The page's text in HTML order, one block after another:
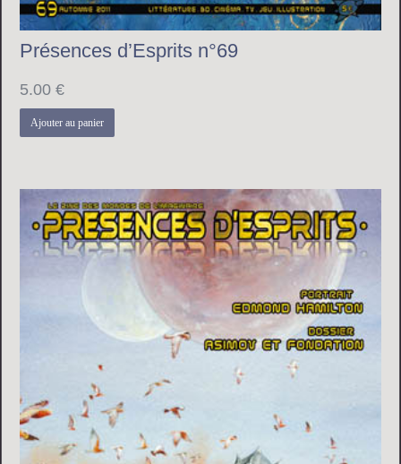
Présences d’Esprits n°69
5.00€
Ajouter au panier